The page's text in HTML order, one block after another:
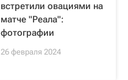
встретили овациями на
матче "Реала":
фотографии
26 февраля 2024